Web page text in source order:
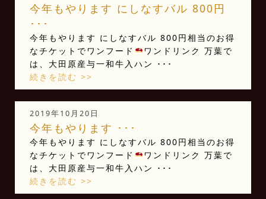
今年もやります️ にしなすバル 800円
･･･
今年もやります にしなすバル 800円相当のお得
なチケットでワンフード
ワンドリンク 万葉で
は、大田原産与一和牛入ハン ･･･
続きを読む >>
2019年10月20日
今年もやります️ ･･･
今年もやります にしなすバル 800円相当のお得
なチケットでワンフード
ワンドリンク 万葉で
は、大田原産与一和牛入ハン ･･･
続きを読む >>